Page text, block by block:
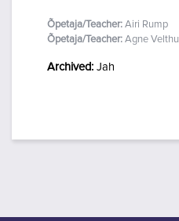
Õpetaja/Teacher: Airi Rump
Õpetaja/Teacher: Agne
Archived: Jah